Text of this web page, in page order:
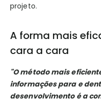
projeto.
A forma mais
cara a cara
"O método mais
informações para e
desenvolvimento é a